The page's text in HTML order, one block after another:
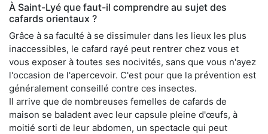
À Saint-Lyé que faut-il comprendre au sujet des
cafards orientaux ?
Grâce à sa faculté à se dissimuler dans les lieux les plus
inaccessibles, le cafard rayé peut rentrer chez vous et
vous exposer à toutes ses nocivités, sans que vous n'ayez
l'occasion de l'apercevoir. C'est pour que la prévention est
généralement conseillé contre ces insectes.
Il arrive que de nombreuses femelles de cafards de
maison se baladent avec leur capsule pleine d'œufs, à
moitié sorti de leur abdomen, un spectacle qui peut